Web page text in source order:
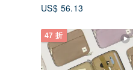
US$ 56.13
47 折